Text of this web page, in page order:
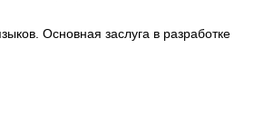
Основная заслуга в разработке